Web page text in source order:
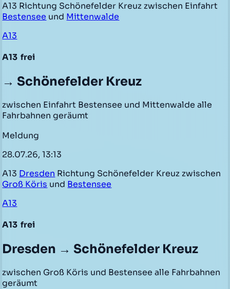
A13 Richtung Schönefelder Kreuz zwischen Einfahrt
Bestensee und Mittenwalde
A13
A13 frei
→ Schönefelder Kreuz
zwischen Einfahrt Bestensee und Mittenwalde alle
Fahrbahnen geräumt
Meldung
28.07.26, 13:13
A13 Dresden Richtung Schönefelder Kreuz zwischen
Groß Köris und Bestensee
A13
A13 frei
Dresden → Schönefelder Kreuz
zwischen Groß Köris und Bestensee alle Fahrbahnen
geräumt